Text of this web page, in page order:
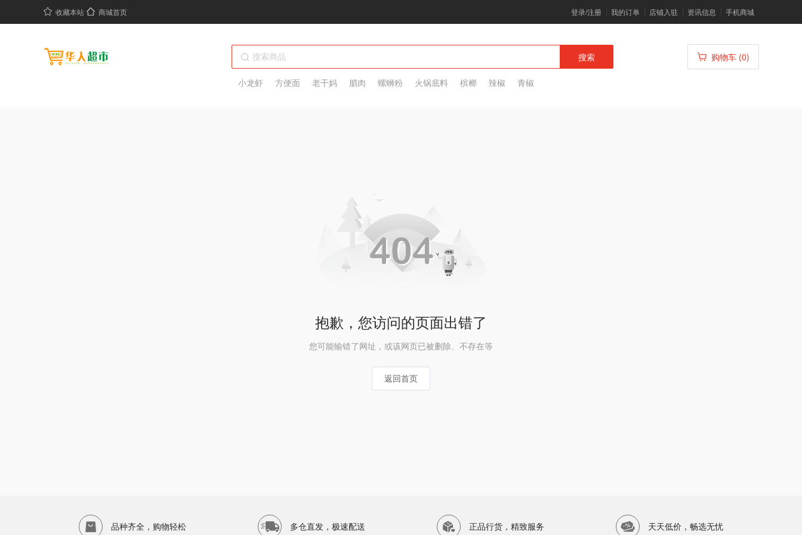
收藏本站 商城首页 登录/注册 我的订单 店铺入驻 资讯信息 手机商城
搜索
小龙虾 方便面 老干妈 腊肉 螺蛳粉 火锅底料 槟榔 辣椒
青椒
购物车 (0)
抱歉，您访问的页面出错了
您可能输错了网址，或该网页已被删除、不存在等
返回首页
品种齐全，购物轻松 多仓直发，极速配送 正品行货，精致服务 天天低价，畅选无忧